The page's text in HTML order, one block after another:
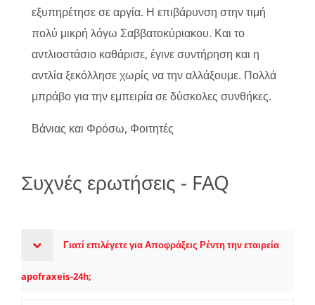
εξυπηρέτησε σε αργία. Η επιβάρυνση στην τιμή
πολύ μικρή λόγω Σαββατοκύριακου. Και το
αντλιοστάσιο καθάρισε, έγινε συντήρηση και η
αντλία ξεκόλλησε χωρίς να την αλλάξουμε. Πολλά
μπράβο για την εμπειρία σε δύσκολες συνθήκες.
Βάνιας και Φρόσω, Φοιτητές
Συχνές ερωτήσεις - FAQ
Γιατί επιλέγετε για Αποφράξεις Ρέντη την εταιρεία
apofraxeis-24h;